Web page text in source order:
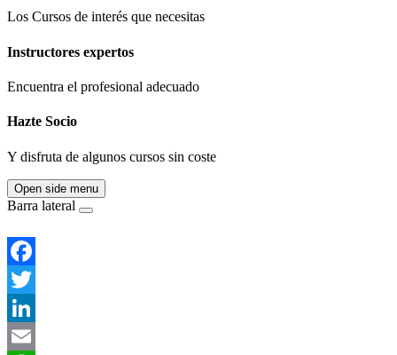
Los Cursos de interés que necesitas
Instructores expertos
Encuentra el profesional adecuado
Hazte Socio
Y disfruta de algunos cursos sin coste
Open side menu
Barra lateral
Facebook
Twitter
LinkedIn